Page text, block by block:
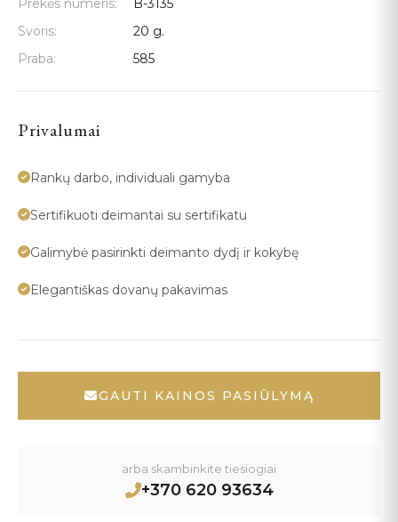
Prekės numeris:
B-3135
Svoris:
20 g.
Praba:
585
Privalumai
Rankų darbo, individuali gamyba
Sertifikuoti deimantai su sertifikatu
Galimybė pasirinkti deimanto dydį ir kokybę
Elegantiškas dovanų pakavimas
GAUTI KAINOS PASIŪLYMĄ
arba skambinkite tiesiogiai
+370 620 93634